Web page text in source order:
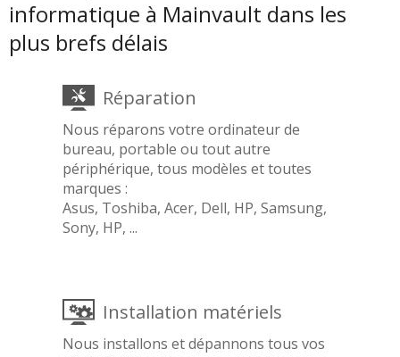
informatique à Mainvault dans les
plus brefs délais
Réparation
Nous réparons votre ordinateur de
bureau, portable ou tout autre
périphérique, tous modèles et toutes
marques :
Asus, Toshiba, Acer, Dell, HP, Samsung,
Sony, HP, ...
Installation matériels
Nous installons et dépannons tous vos